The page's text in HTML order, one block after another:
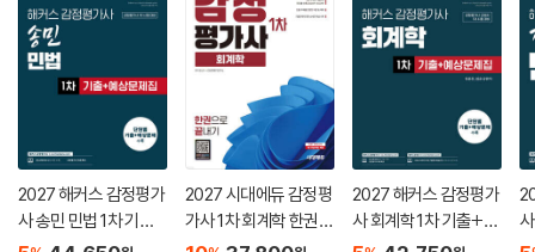
2027 해커스 감정평가
사 송민 민법 1차 기출
+예상문제집
2027 시대에듀 감정평
가사 1차 회계학 한권으
로 끝내기
2027 해커스 감정평가
사 회계학 1차 기출+예
상문제집